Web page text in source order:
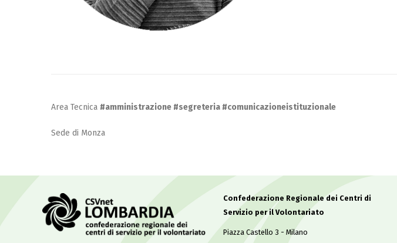
Area Tecnica #amministrazione #segreteria #comunicazioneistituzionale
Sede di Monza
Confederazione Regionale dei Centri di
Servizio per il Volontariato
Piazza Castello 3 - Milano